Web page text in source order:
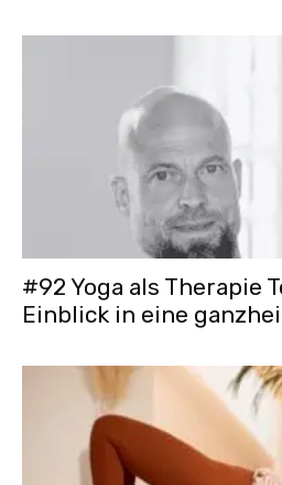
#92 Yoga als Therapie
Einblick in eine